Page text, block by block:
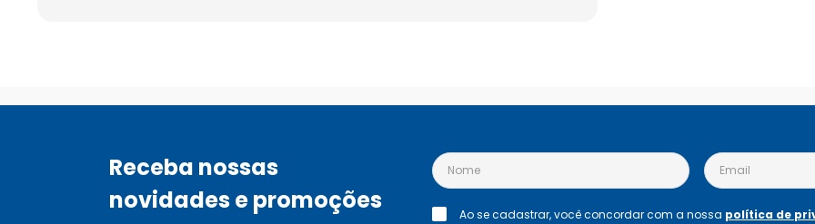
Receba nossas
novidades e promoções
Ao se cadastrar, você concordar com a nossa política de